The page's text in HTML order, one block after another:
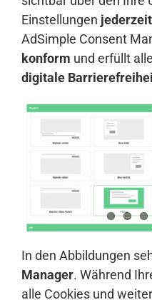
Einstellungen
AdSimple Consent
konform und erfüllt
digitale
In den Abbildungen
Manager. Während
alle Cookies und